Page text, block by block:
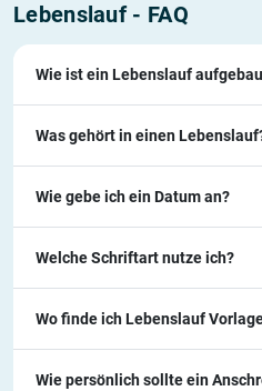
Lebenslauf - FAQ
Wie ist ein Lebenslauf
Was gehört in einen
Wie gebe ich ein Datum an?
Welche Schriftart nutze ich?
Wo finde ich Lebenslauf
Wie persönlich sollte ein